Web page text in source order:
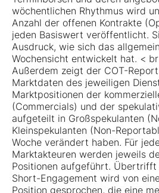
wöchentlichen Rhythmus wird
Anzahl der offenen Kontrakte
jeden Basiswert veröffentlicht.
Ausdruck, wie sich das
Wochensicht entwickelt hat. <
Außerdem zeigt der COT-
Marktdaten des jeweiligen
Marktpositionen der
(Commercials) und der
aufgeteilt in Großspekulanten
Kleinspekulanten (Non-
Woche verändert haben. Für
Marktakteuren werden jeweils
Positionen aufgeführt.
Short-Engagement wird von
Position gesprochen, die eine